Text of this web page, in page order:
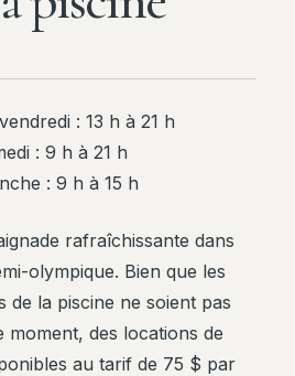
: 13 h à 21 h
: 9 h à 21 h
: 9 h à 15 h
rafraîchissante dans
olympique. Bien que les
de la piscine ne soient pas
des locations de
au tarif de 75 $ par